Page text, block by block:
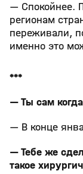
— Спокойнее.
регионам
переживали,
именно это
***
— Ты сам
— В конце
— Тебе же
такое